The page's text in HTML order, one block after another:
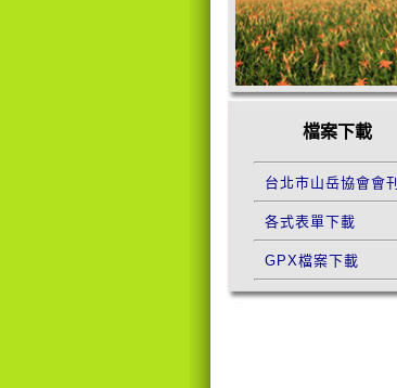
檔案下載
台北市山岳協會會刊
各式表單下載
GPX檔案下載